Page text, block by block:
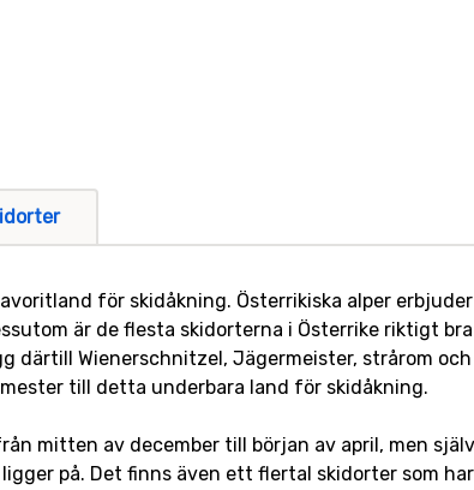
för skidåkning. Österrikiska alper
är de flesta skidorterna i Österrike riktigt
därtill Wienerschnitzel, Jägermeister, strårom
till detta underbara land för skidåkning.
mitten av december till början av april, men
på. Det finns även ett flertal skidorter som